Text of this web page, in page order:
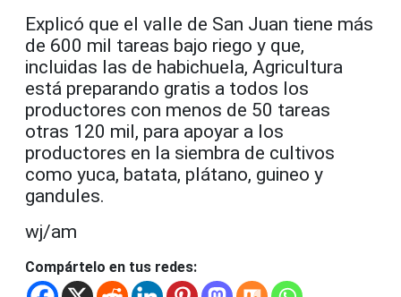
Explicó que el valle de San Juan tiene más
de 600 mil tareas bajo riego y que,
incluidas las de habichuela, Agricultura
está preparando gratis a todos los
productores con menos de 50 tareas
otras 120 mil, para apoyar a los
productores en la siembra de cultivos
como yuca, batata, plátano, guineo y
gandules.
wj/am
Compártelo en tus redes: